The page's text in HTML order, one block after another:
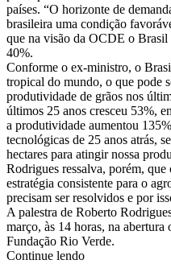
países. “O horizonte de
brasileira uma condição
que na visão da OCDE o
40%.
Conforme o ex-ministro, o
tropical do mundo, o que pode
produtividade de grãos nos
últimos 25 anos cresceu 53%,
a produtividade aumentou
tecnológicas de 25 anos atrás,
hectares para atingir nossa
Rodrigues ressalva, porém,
estratégia consistente para o
precisam ser resolvidos e por
A palestra de Roberto
março, às 14 horas, na
Fundação Rio Verde.
Continue lendo